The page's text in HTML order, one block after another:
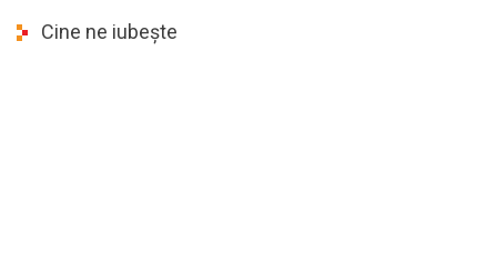
Cine ne iubește